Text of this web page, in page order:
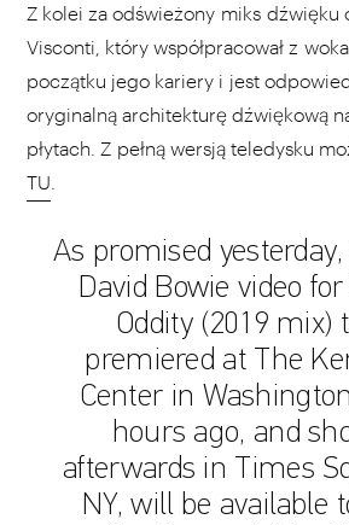
Z kolei za odświeżony miks dźwięku
Visconti, który współpracował z
początku jego kariery i jest
oryginalną architekturę dźwiękową
płytach. Z pełną wersją teledysku
TU
As promised
David Bowie video
Oddity (2019 mix)
premiered at The
Center in
hours ago, and
afterwards in Times
NY, will be available